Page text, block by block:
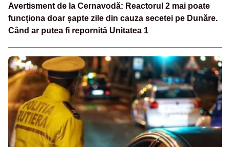
Avertisment de la Cernavodă: Reactorul 2 mai poate
funcționa doar șapte zile din cauza secetei pe Dunăre.
Când ar putea fi repornită Unitatea 1